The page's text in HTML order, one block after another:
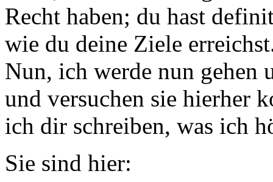
Recht haben; du hast
wie du deine Ziele
Nun, ich werde nun gehen
und versuchen sie hierher
ich dir schreiben, was ich
Sie sind hier: